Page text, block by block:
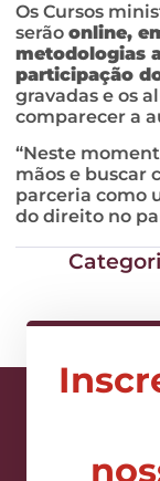
Os Cursos
serão online,
metodologias
participação
gravadas e os
comparecer a
“Neste
mãos e buscar
parceria como
do direito no